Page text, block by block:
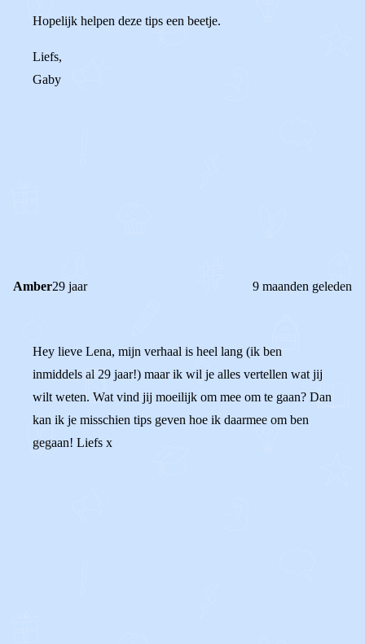
Hopelijk helpen deze tips een beetje.
Liefs,
Gaby
Amber29 jaar 9 maanden geleden
Hey lieve Lena, mijn verhaal is heel lang (ik ben
inmiddels al 29 jaar!) maar ik wil je alles vertellen wat jij
wilt weten. Wat vind jij moeilijk om mee om te gaan? Dan
kan ik je misschien tips geven hoe ik daarmee om ben
gegaan! Liefs x